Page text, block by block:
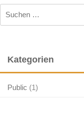
nach:
Kategorien
Public (1)